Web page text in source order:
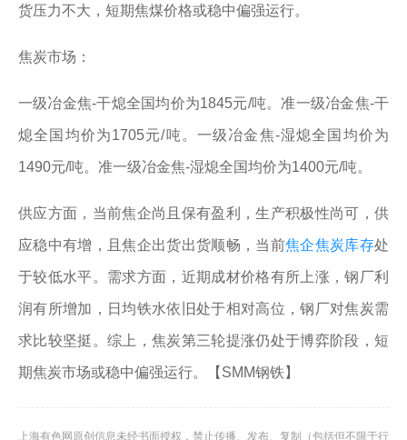
货压力不大，短期焦煤价格或稳中偏强运行。
焦炭市场：
一级冶金焦-干熄全国均价为1845元/吨。准一级冶金焦-干
熄全国均价为1705元/吨。一级冶金焦-湿熄全国均价为
1490元/吨。准一级冶金焦-湿熄全国均价为1400元/吨。
供应方面，当前焦企尚且保有盈利，生产积极性尚可，供
应稳中有增，且焦企出货出货顺畅，当前焦企焦炭库存处
于较低水平。需求方面，近期成材价格有所上涨，钢厂利
润有所增加，日均铁水依旧处于相对高位，钢厂对焦炭需
求比较坚挺。综上，焦炭第三轮提涨仍处于博弈阶段，短
期焦炭市场或稳中偏强运行。【SMM钢铁】
上海有色网原创信息未经书面授权，禁止传播、发布、复制（包括但不限于行